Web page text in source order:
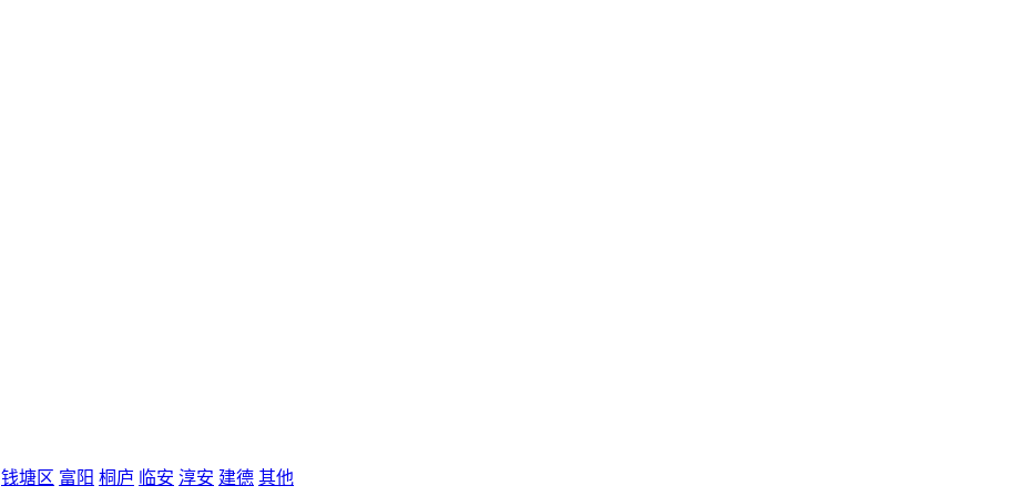
钱塘区 富阳 桐庐 临安 淳安 建德 其他